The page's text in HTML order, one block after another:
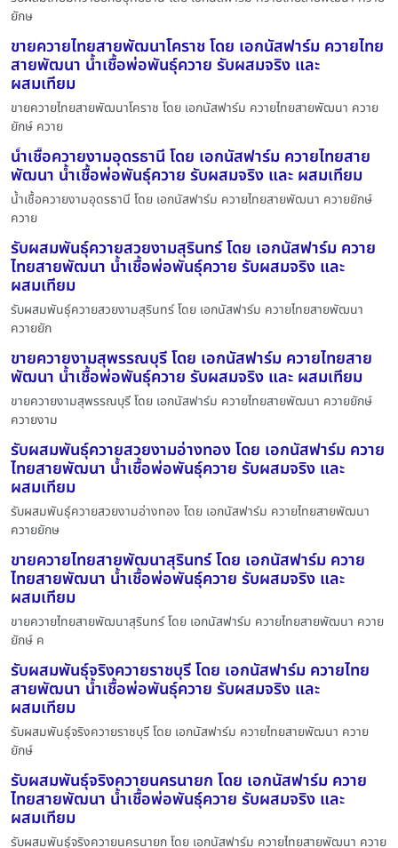
ยักษ
ขายควายไทยสายพัฒนาโคราช โดย เอกนัสฟาร์ม ควายไทย
สายพัฒนา น้ำเชื้อพ่อพันธุ์ควาย รับผสมจริง และ
ผสมเทียม
ขายควายไทยสายพัฒนาโคราช โดย เอกนัสฟาร์ม ควายไทยสายพัฒนา ควาย
ยักษ์ ควาย
น้ำเชื้อควายงามอุดรธานี โดย เอกนัสฟาร์ม ควายไทยสาย
พัฒนา น้ำเชื้อพ่อพันธุ์ควาย รับผสมจริง และ ผสมเทียม
น้ำเชื้อควายงามอุดรธานี โดย เอกนัสฟาร์ม ควายไทยสายพัฒนา ควายยักษ์
ควาย
รับผสมพันธุ์ควายสวยงามสุรินทร์ โดย เอกนัสฟาร์ม ควาย
ไทยสายพัฒนา น้ำเชื้อพ่อพันธุ์ควาย รับผสมจริง และ
ผสมเทียม
รับผสมพันธุ์ควายสวยงามสุรินทร์ โดย เอกนัสฟาร์ม ควายไทยสายพัฒนา
ควายยัก
ขายควายงามสุพรรณบุรี โดย เอกนัสฟาร์ม ควายไทยสาย
พัฒนา น้ำเชื้อพ่อพันธุ์ควาย รับผสมจริง และ ผสมเทียม
ขายควายงามสุพรรณบุรี โดย เอกนัสฟาร์ม ควายไทยสายพัฒนา ควายยักษ์
ควายงาม
รับผสมพันธุ์ควายสวยงามอ่างทอง โดย เอกนัสฟาร์ม ควาย
ไทยสายพัฒนา น้ำเชื้อพ่อพันธุ์ควาย รับผสมจริง และ
ผสมเทียม
รับผสมพันธุ์ควายสวยงามอ่างทอง โดย เอกนัสฟาร์ม ควายไทยสายพัฒนา
ควายยักษ
ขายควายไทยสายพัฒนาสุรินทร์ โดย เอกนัสฟาร์ม ควาย
ไทยสายพัฒนา น้ำเชื้อพ่อพันธุ์ควาย รับผสมจริง และ
ผสมเทียม
ขายควายไทยสายพัฒนาสุรินทร์ โดย เอกนัสฟาร์ม ควายไทยสายพัฒนา ควาย
ยักษ์ ค
รับผสมพันธุ์จริงควายราชบุรี โดย เอกนัสฟาร์ม ควายไทย
สายพัฒนา น้ำเชื้อพ่อพันธุ์ควาย รับผสมจริง และ
ผสมเทียม
รับผสมพันธุ์จริงควายราชบุรี โดย เอกนัสฟาร์ม ควายไทยสายพัฒนา ควาย
ยักษ์
รับผสมพันธุ์จริงควายนครนายก โดย เอกนัสฟาร์ม ควาย
ไทยสายพัฒนา น้ำเชื้อพ่อพันธุ์ควาย รับผสมจริง และ
ผสมเทียม
รับผสมพันธุ์จริงควายนครนายก โดย เอกนัสฟาร์ม ควายไทยสายพัฒนา ควาย